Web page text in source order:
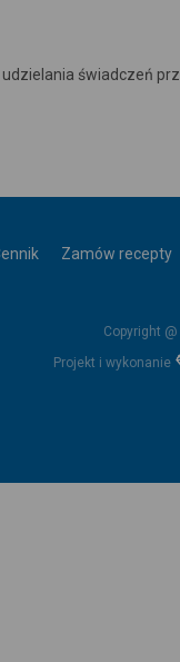
świadczeń
Zamów recepty
Copyright
Projekt i wykonanie